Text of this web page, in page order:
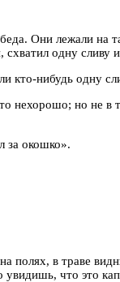
Они лежали на
одну
кто-нибудь одну
нехорошо; но не
за окошко».
полях, в траве
что это